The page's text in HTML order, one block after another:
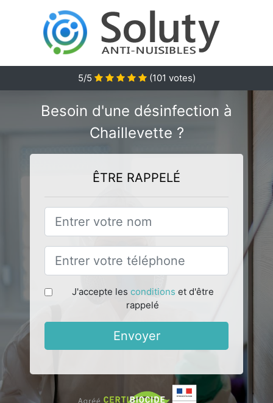
5/5 (101 votes)
Besoin d'une désinfection à
Chaillevette ?
ÊTRE RAPPELÉ
J'accepte les conditions et d'être
rappelé
Envoyer